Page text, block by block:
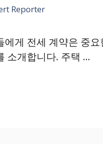
Reporter
에게 전세 계약은 중
소개합니다. 주택 …